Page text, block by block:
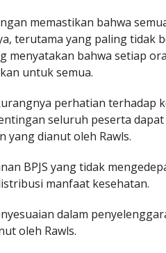
memastikan bahwa
terutama yang paling tidak
menyatakan bahwa setiap
untuk semua.
perhatian terhadap
seluruh peserta
yang dianut oleh Rawls.
BPJS yang tidak
manfaat kesehatan.
dalam
oleh Rawls.